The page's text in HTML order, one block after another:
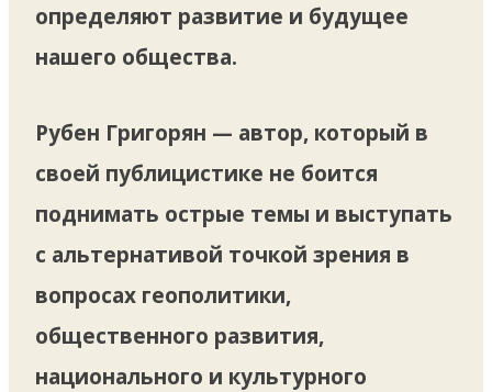
определяют развитие и будущее
нашего общества.
Рубен Григорян — автор, который в
своей публицистике не боится
поднимать острые темы и выступать
с альтернативой точкой зрения в
вопросах геополитики,
общественного развития,
национального и культурного